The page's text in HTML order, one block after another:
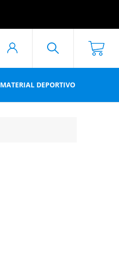
MATERIAL DEPORTIVO